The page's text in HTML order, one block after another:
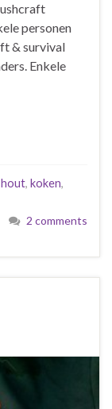
personen
& survival
Enkele
hout, koken,
2 comments